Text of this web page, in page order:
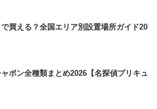
買える？全国エリア別設置場所ガイド20
ポン全種類まとめ2026【名探偵プリキュ